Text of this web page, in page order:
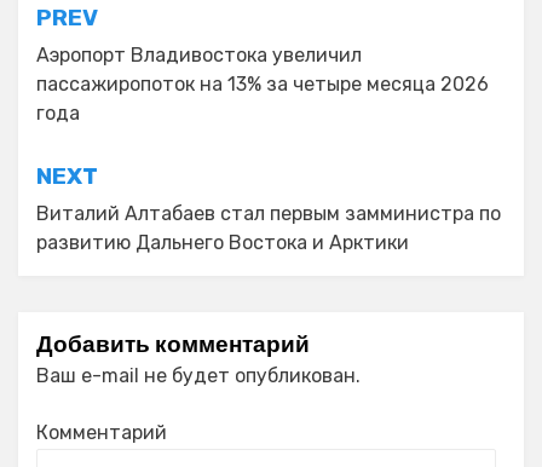
Навигация
по
записям
PREV
Аэропорт Владивостока увеличил
пассажиропоток на 13% за четыре месяца 2026
года
NEXT
Виталий Алтабаев стал первым замминистра по
развитию Дальнего Востока и Арктики
Добавить комментарий
Ваш e-mail не будет опубликован.
Комментарий